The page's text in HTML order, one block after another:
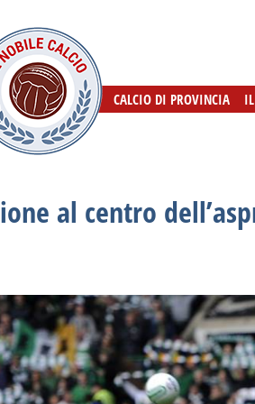
CALCIO DI PROVINCIA
CALCIO DI PROVINCIA
al centro